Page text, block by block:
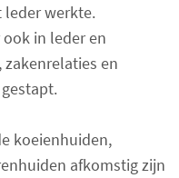
werkte.
in leder en
en
koeienhuiden,
afkomstig zijn